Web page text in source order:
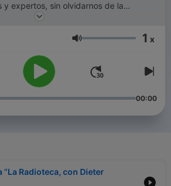
y expertos, sin olvidarnos de la
parte fundamental del programa.
Volume 1 x
00:00
“La Radioteca, con Dieter